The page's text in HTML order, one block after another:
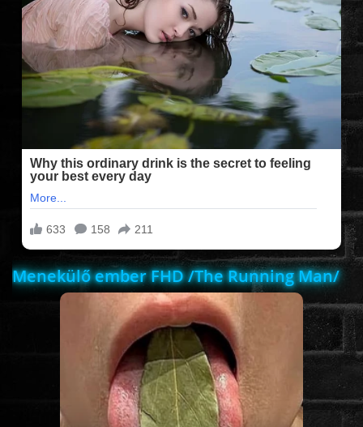
FILMEK (2025-ÖS)
FILMEK (2024-ES)
FILMEK (2023-AS)
FILMEK (2022-ES)
FELIRATOS FILMEK
AKCIÓ
Menekülő ember FHD /The Running Man/